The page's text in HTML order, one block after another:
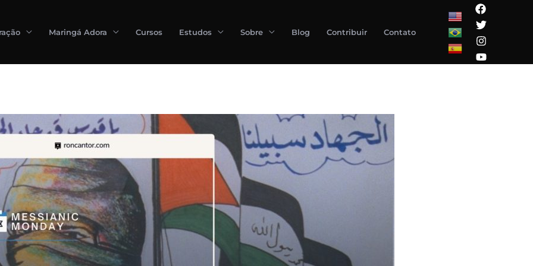
Maringá Adora Cursos Estudos Sobre Blog Contribuir Contato